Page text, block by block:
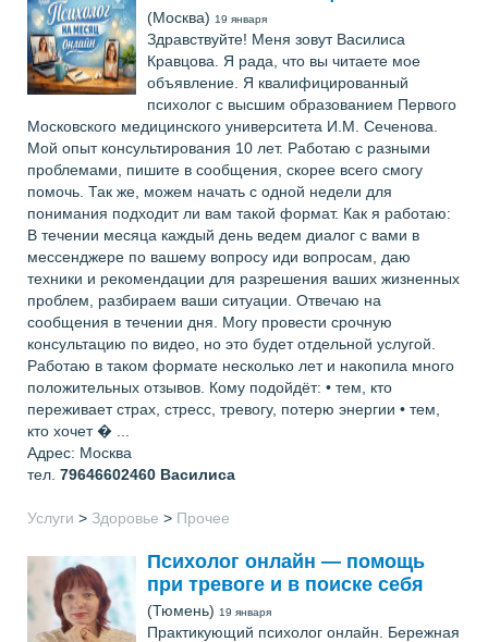
(Москва) 19 января
Здравствуйте! Меня зовут Василиса
Кравцова. Я рада, что вы читаете мое
объявление. Я квалифицированный
психолог с высшим образованием Первого
Московского медицинского университета И.М. Сеченова.
Мой опыт консультирования 10 лет. Работаю с разными
проблемами, пишите в сообщения, скорее всего смогу
помочь. Так же, можем начать с одной недели для
понимания подходит ли вам такой формат. Как я работаю:
В течении месяца каждый день ведем диалог с вами в
мессенджере по вашему вопросу иди вопросам, даю
техники и рекомендации для разрешения ваших жизненных
проблем, разбираем ваши ситуации. Отвечаю на
сообщения в течении дня. Могу провести срочную
консультацию по видео, но это будет отдельной услугой.
Работаю в таком формате несколько лет и накопила много
положительных отзывов. Кому подойдёт: • тем, кто
переживает страх, стресс, тревогу, потерю энергии • тем,
кто хочет � ...
Адрес: Москва
тел. 79646602460 Василиса
Услуги > Здоровье > Прочее
Психолог онлайн — помощь
при тревоге и в поиске себя
(Тюмень) 19 января
Практикующий психолог онлайн. Бережная